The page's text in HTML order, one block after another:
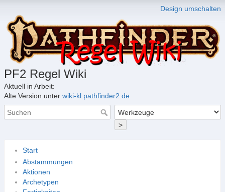
Design umschalten
PF2 Regel Wiki
Aktuell in Arbeit:
Alte Version unter wiki-kl.pathfinder2.de
>
Start
Abstammungen
Aktionen
Archetypen